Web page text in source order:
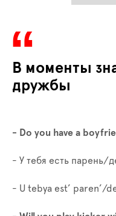
В моменты
дружбы
- Do you have a
- У тебя есть парень/
- U tebya est’ paren’/